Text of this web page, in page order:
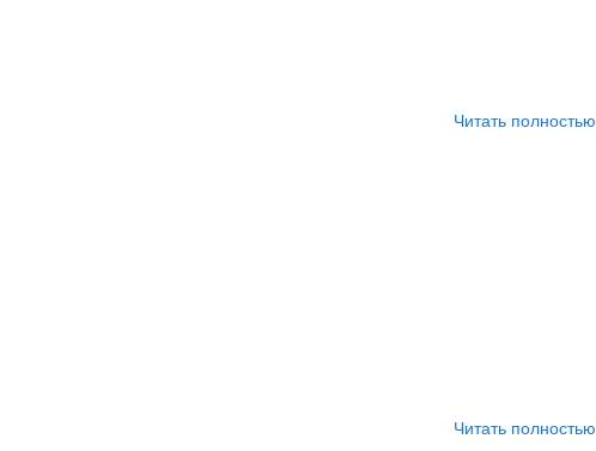
Читать полностью
Читать полностью